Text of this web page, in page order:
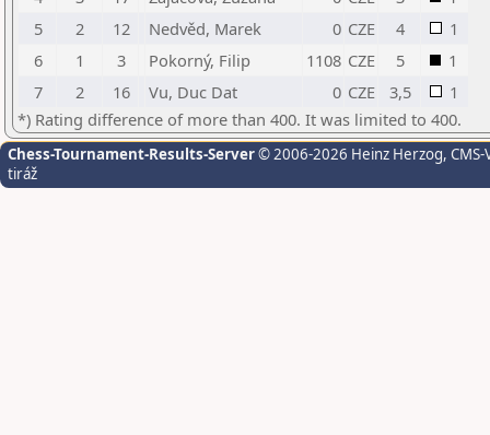
5
2 12 Nedvěd, Marek 0 CZE 4
1
6
1 3 Pokorný, Filip 1108 CZE 5
1
7
2 16 Vu, Duc Dat 0 CZE 3,5
1
*) Rating difference of more than 400. It was limited to 400.
Chess-Tournament-Results-Server© 2006-2026 Heinz Herzog,
tiráž